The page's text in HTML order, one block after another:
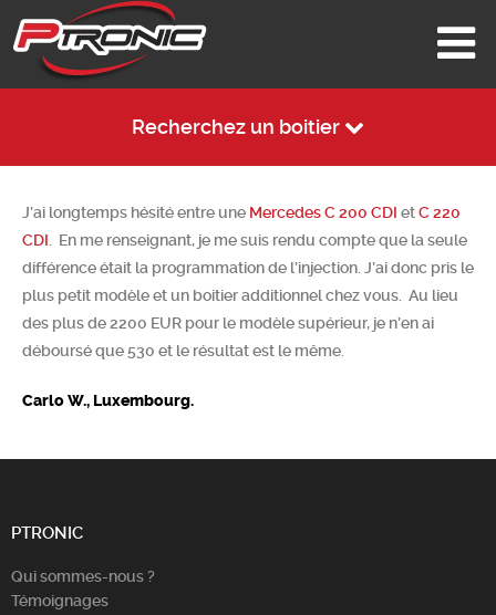
Recherchez un boitier
J’ai longtemps hésité entre une Mercedes C 200 CDI etC 220
CDI . En me renseignant, je me suis rendu compte que la seule
différence était la programmation de l’injection. J’ai donc pris le
plus petit modèle et un boitier additionnel chez vous. Au lieu
des plus de 2200 EUR pour le modèle supérieur, je n’en ai
déboursé que 530 et le résultat est le même.
Carlo W., Luxembourg.
PTRONIC
Qui sommes-nous ?
Témoignages